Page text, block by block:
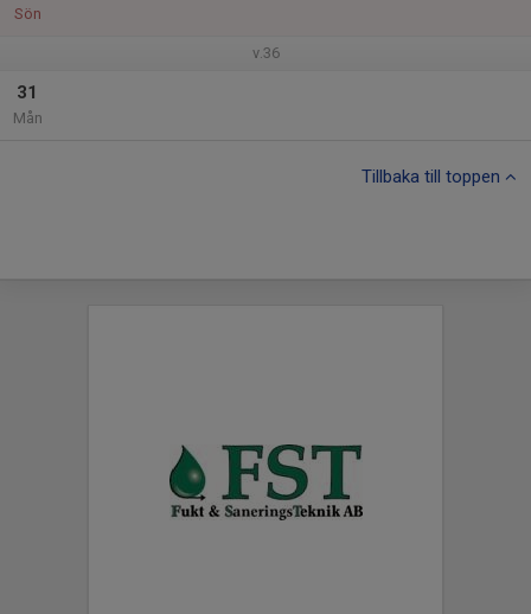
Sön
v.36
31
Mån
Tillbaka till toppen